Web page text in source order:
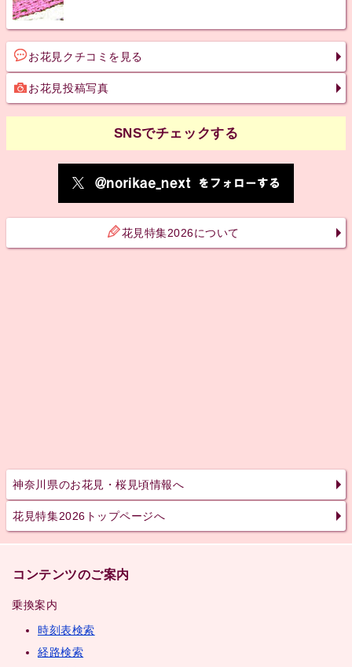
お花見クチコミを見る
お花見投稿写真
SNSでチェックする
花見特集2026について
神奈川県のお花見・桜見頃情報へ
花見特集2026トップページへ
コンテンツのご案内
乗換案内
時刻表検索
経路検索